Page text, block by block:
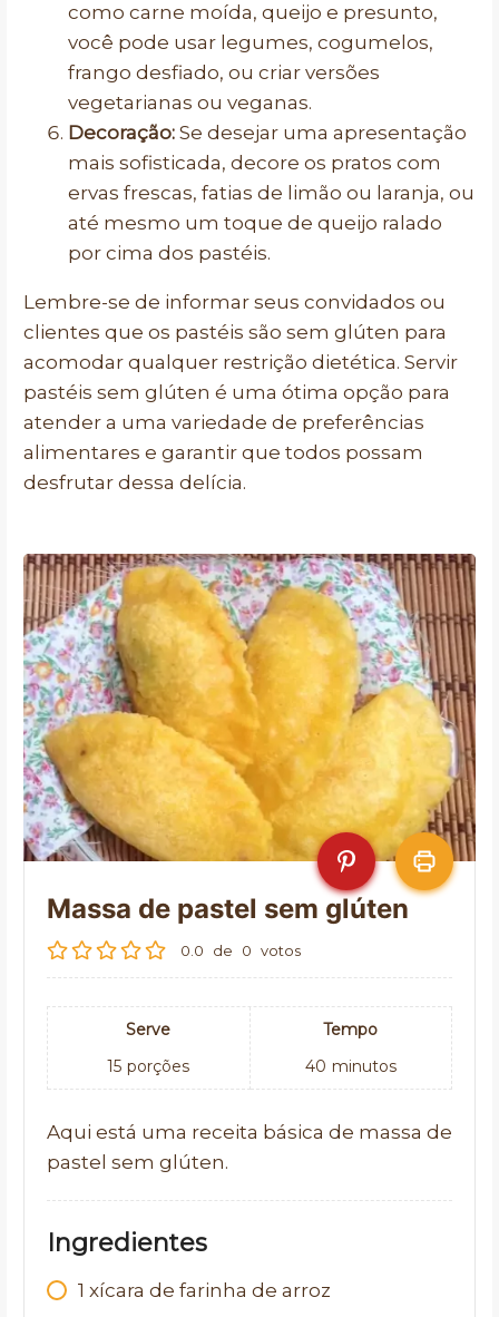
como carne moída, queijo e presunto,
você pode usar legumes, cogumelos,
frango desfiado, ou criar versões
vegetarianas ou veganas.
Decoração: Se desejar uma apresentação
mais sofisticada, decore os pratos com
ervas frescas, fatias de limão ou laranja, ou
até mesmo um toque de queijo ralado
por cima dos pastéis.
Lembre-se de informar seus convidados ou
clientes que os pastéis são sem glúten para
acomodar qualquer restrição dietética. Servir
pastéis sem glúten é uma ótima opção para
atender a uma variedade de preferências
alimentares e garantir que todos possam
desfrutar dessa delícia.
Massa de pastel sem glúten
0.0 de 0 votos
Serve
15 porções
Tempo
40 minutos
Aqui está uma receita básica de massa de
pastel sem glúten.
Ingredientes
1 xícara de farinha de arroz